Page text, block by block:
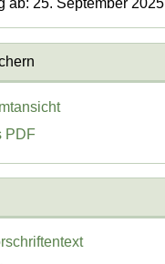
ab: 25. September 2025
PDF